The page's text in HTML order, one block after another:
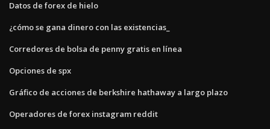
Datos de forex de hielo
¿cómo se gana dinero con las existencias_
Corredores de bolsa de penny gratis en línea
Opciones de spx
Gráfico de acciones de berkshire hathaway a largo plazo
Operadores de forex instagram reddit